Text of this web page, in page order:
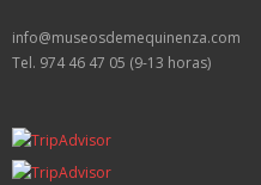
info@museosdemequinenza.com
Tel. 974 46 47 05 (9-13 horas)